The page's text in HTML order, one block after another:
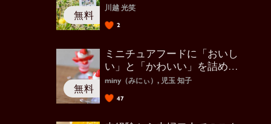
川越 光笑
2
ミニチュアフードに「おいし
い」と「かわいい」を詰める
minyさん
miny（みにぃ）, 児玉 知子
47